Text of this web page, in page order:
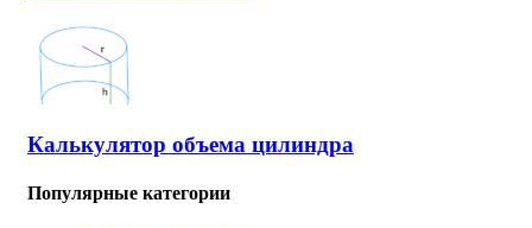
Калькулятор объема цилиндра
Популярные категории